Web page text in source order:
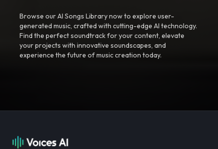
Browse our AI Songs Library now to explore user-
generated music, crafted with cutting-edge AI technology.
Find the perfect soundtrack for your content, elevate
your projects with innovative soundscapes, and
experience the future of music creation today.